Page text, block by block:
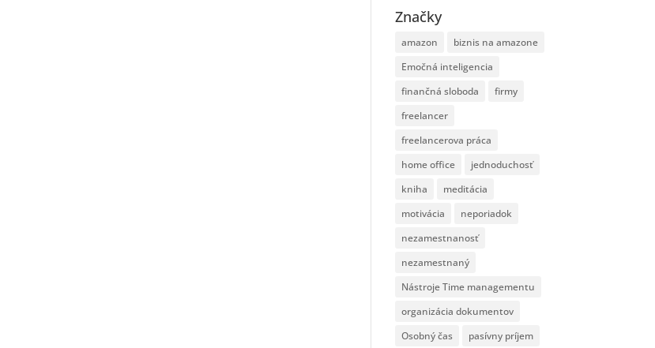
Značky
amazon
biznis na amazone
Emočná inteligencia
finančná sloboda
firmy
freelancer
freelancerova práca
home office
jednoduchosť
kniha
meditácia
motivácia
neporiadok
nezamestnanosť
nezamestnaný
Nástroje Time managementu
organizácia dokumentov
Osobný čas
pasívny príjem